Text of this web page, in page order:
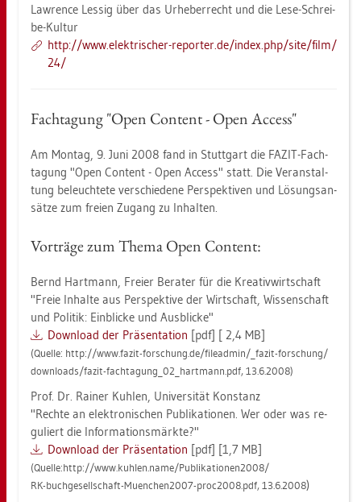
La­wrence Les­sig über das Ur­he­ber­recht und die Lese-Schrei­
be-Kul­tur
http://​www.​ele​ktri​sche​r-​re­por­ter.​de/​index.​php/​site/​film/​
24/
Fach­ta­gung "Open Con­tent - Open Ac­cess"
Am Mon­tag, 9. Juni 2008 fand in Stutt­gart die FAZIT-Fach­
ta­gung "Open Con­tent - Open Ac­cess" statt. Die Ver­an­stal­
tung be­leuch­te­te ver­schie­de­ne Per­spek­ti­ven und Lö­sungs­an­
sät­ze zum frei­en Zu­gang zu In­hal­ten.
Vor­trä­ge zum Thema Open Con­tent:
Bernd Hart­mann, Frei­er Be­ra­ter für die Krea­tiv­wirt­schaft
"Freie In­hal­te aus Per­spek­ti­ve der Wirt­schaft, Wis­sen­schaft
und Po­li­tik: Ein­bli­cke und Aus­bli­cke"
Down­load der Prä­sen­ta­ti­on [pdf] [ 2,4 MB]
(Quel­le: http://​www.​fazit-​for­schung.​de/​fi­lead­min/_​fazit-​for­schung/
down­loads/fazit-fach­ta­gun­g_02_hart­mann.pdf, 13.6.2008)
Prof. Dr. Rai­ner Kuh­len, Uni­ver­si­tät Kon­stanz
"Rech­te an elek­tro­ni­schen Pu­bli­ka­tio­nen. Wer oder was re­
gu­liert die In­for­ma­ti­ons­märk­te?"
Down­load der Prä­sen­ta­ti­on [pdf] [1,7 MB]
(Quel­le:http://​www.​kuh­len.​name/​Pub​lika​tion​en20​08/
RK-buch­ge­sell­schaft-Mu­en­chen2007-pro­c2008.pdf, 13.6.2008)